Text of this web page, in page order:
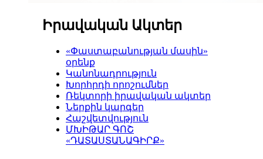
Իրավական Ակտեր
«Փաստաբանության մասին»
օրենք
Կանոնադրություն
Խորհրդի որոշումներ
Ռեկտորի իրավական ակտեր
Ներքին կարգեր
Հաշվետվություն
ՄԽԻԹԱՐ ԳՈՇ
«ԴԱՏԱՍՏԱՆԱԳԻՐՔ»